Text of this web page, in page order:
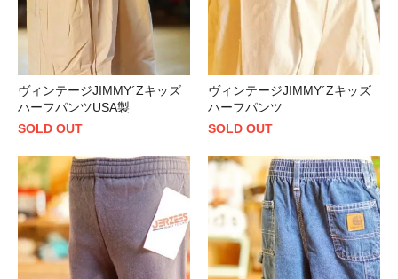
ヴィンテージJIMMY´Zキッズ
ハーフパンツUSA製
SOLD OUT
ヴィンテージJIMMY´Zキッズ
ハーフパンツ
SOLD OUT